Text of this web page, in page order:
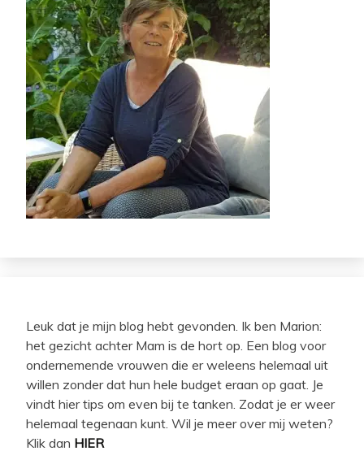
Leuk dat je mijn blog hebt gevonden. Ik ben Marion:
het gezicht achter Mam is de hort op. Een blog voor
ondernemende vrouwen die er weleens helemaal uit
willen zonder dat hun hele budget eraan op gaat. Je
vindt hier tips om even bij te tanken. Zodat je er weer
helemaal tegenaan kunt. Wil je meer over mij weten?
Klik dan HIER